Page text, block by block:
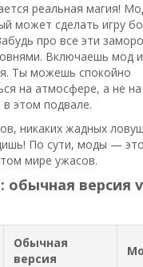
реальная магия!
может сделать игру
про все эти
Включаешь мод
Ты можешь спокойно
на атмосфере, а не
этом подвале.
никаких жадных
По сути, моды —
мире ужасов.
обычная версия
Обычная
версия